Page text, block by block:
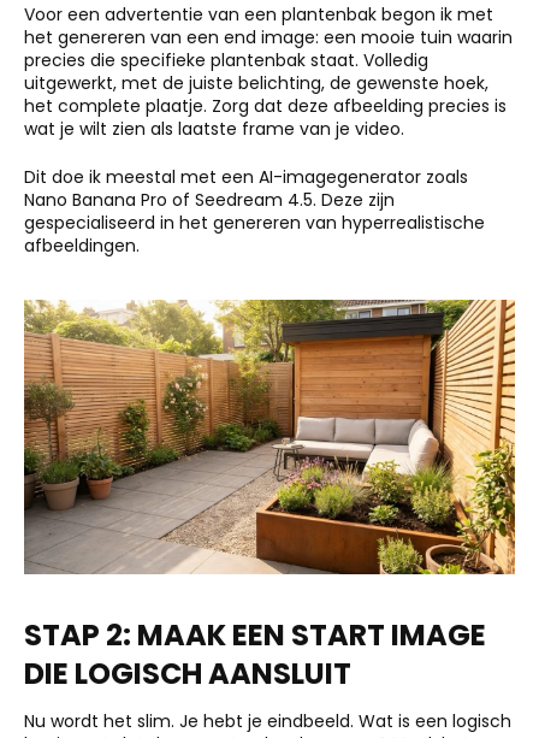
Voor een advertentie van een plantenbak begon ik met
het genereren van een end image: een mooie tuin waarin
precies die specifieke plantenbak staat. Volledig
uitgewerkt, met de juiste belichting, de gewenste hoek,
het complete plaatje. Zorg dat deze afbeelding precies is
wat je wilt zien als laatste frame van je video.
Dit doe ik meestal met een AI-imagegenerator zoals
Nano Banana Pro of Seedream 4.5. Deze zijn
gespecialiseerd in het genereren van hyperrealistische
afbeeldingen.
STAP 2: MAAK EEN START IMAGE
DIE LOGISCH AANSLUIT
Nu wordt het slim. Je hebt je eindbeeld. Wat is een logisch